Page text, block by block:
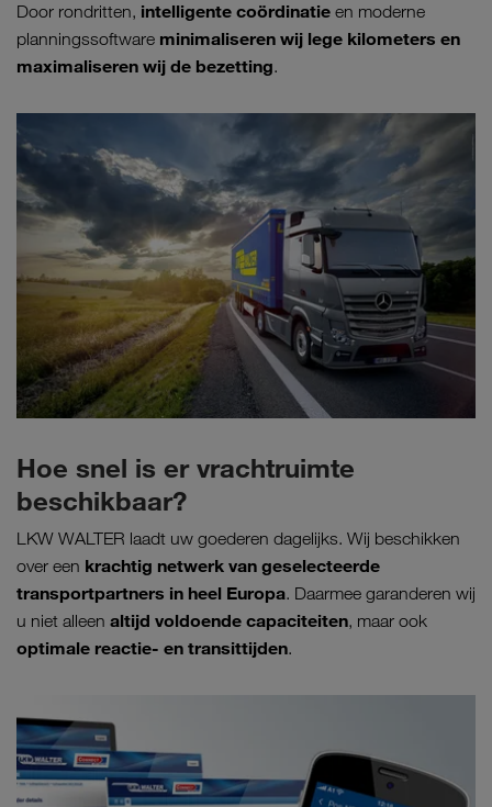
Door rondritten, intelligente coördinatie en moderne
planningssoftware minimaliseren wij lege kilometers en
maximaliseren wij de bezetting.
Hoe snel is er vrachtruimte
beschikbaar?
LKW WALTER laadt uw goederen dagelijks. Wij beschikken
over een krachtig netwerk van geselecteerde
transportpartners in heel Europa. Daarmee garanderen wij
u niet alleen altijd voldoende capaciteiten, maar ook
optimale reactie- en transittijden.